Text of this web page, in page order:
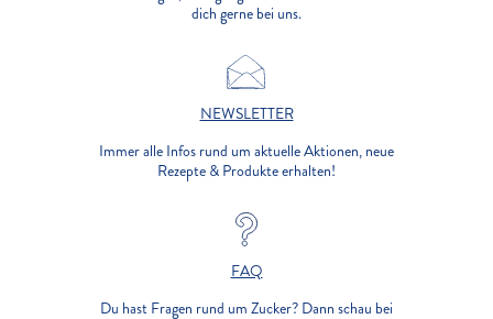
dich gerne bei uns.
NEWSLETTER
Immer alle Infos rund um aktuelle Aktionen, neue
Rezepte & Produkte erhalten!
FAQ
Du hast Fragen rund um Zucker? Dann schau bei